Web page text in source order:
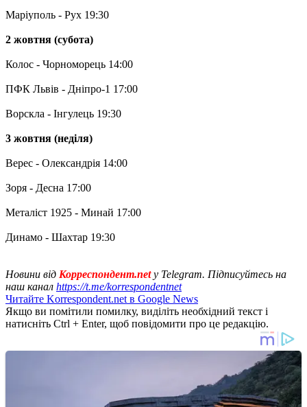
Маріуполь - Рух 19:30
2 жовтня (субота)
Колос - Чорноморець 14:00
ПФК Львів - Дніпро-1 17:00
Ворскла - Інгулець 19:30
3 жовтня (неділя)
Верес - Олександрія 14:00
Зоря - Десна 17:00
Металіст 1925 - Минай 17:00
Динамо - Шахтар 19:30
Новини від Корреспондент.netу Telegram. Підписуйтесь на
наш канал https://t.me/korrespondentnet
Читайте Korrespondent.net в Google News
Якщо ви помітили помилку, виділіть необхідний текст і
натисніть Ctrl + Enter, щоб повідомити про це редакцію.